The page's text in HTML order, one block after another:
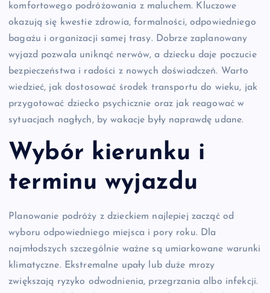
komfortowego podróżowania z maluchem. Kluczowe
okazują się kwestie zdrowia, formalności, odpowiedniego
bagażu i organizacji samej trasy. Dobrze zaplanowany
wyjazd pozwala uniknąć nerwów, a dziecku daje poczucie
bezpieczeństwa i radości z nowych doświadczeń. Warto
wiedzieć, jak dostosować środek transportu do wieku, jak
przygotować dziecko psychicznie oraz jak reagować w
sytuacjach nagłych, by wakacje były naprawdę udane.
Wybór kierunku i
terminu wyjazdu
Planowanie podróży z dzieckiem najlepiej zacząć od
wyboru odpowiedniego miejsca i pory roku. Dla
najmłodszych szczególnie ważne są umiarkowane warunki
klimatyczne. Ekstremalne upały lub duże mrozy
zwiększają ryzyko odwodnienia, przegrzania albo infekcji.